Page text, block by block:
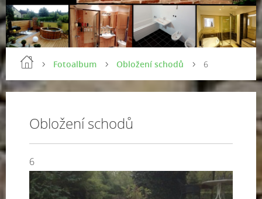
Fotoalbum Obložení schodů 6
Obložení schodů
6